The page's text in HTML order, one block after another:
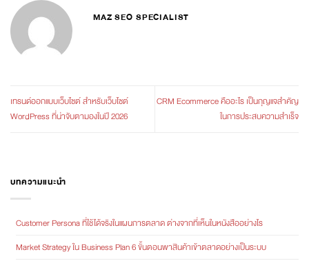
MAZ SEO SPECIALIST
เทรนด์ออกแบบเว็บไซต์ สำหรับเว็บไซต์
WordPress ที่น่าจับตามองในปี 2026
CRM Ecommerce คืออะไร เป็นกุญแจสำคัญ
ในการประสบความสำเร็จ
บทความแนะนำ
Customer Persona ที่ใช้ได้จริงในแผนการตลาด ต่างจากที่เห็นในหนังสืออย่างไร
Market Strategy ใน Business Plan 6 ขั้นตอนพาสินค้าเข้าตลาดอย่างเป็นระบบ